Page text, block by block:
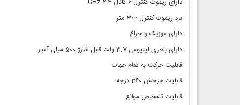
دارای ریموت کنترل 6 کانال 2.4 GHz
برد ریموت کنترل : 30 متر
دارای موزیک و چراغ
دارای باطری لیتیومی 3.7 ولت قابل شارژ 500 میلی آمپر
قابلیت حرکت به تمام جهات
قابلیت چرخش 360 درجه
قابلیت تشخیص موانع